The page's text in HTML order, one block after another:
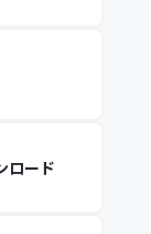
ロード